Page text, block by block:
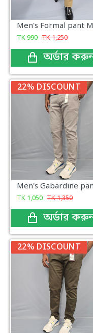
TK990 TK1,250
অর্ডার করুন
22% DISCOUNT
TK 1,050 TK1,350
অর্ডার করুন
22% DISCOUNT